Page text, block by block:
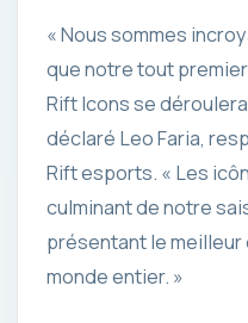
« Nous sommes
que notre tout
Rift Icons se
déclaré Leo Faria,
Rift esports. « Les
culminant de notre
présentant le
monde entier. »